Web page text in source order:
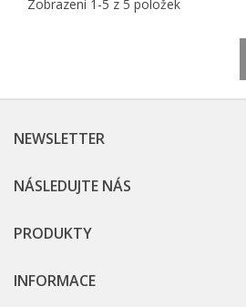
Zobrazení 1-5 z 5 položek
NEWSLETTER
NÁSLEDUJTE NÁS
PRODUKTY
INFORMACE